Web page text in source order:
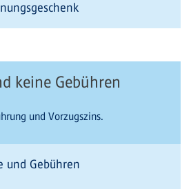
keine Gebühren
und Vorzugszins.
und Gebühren